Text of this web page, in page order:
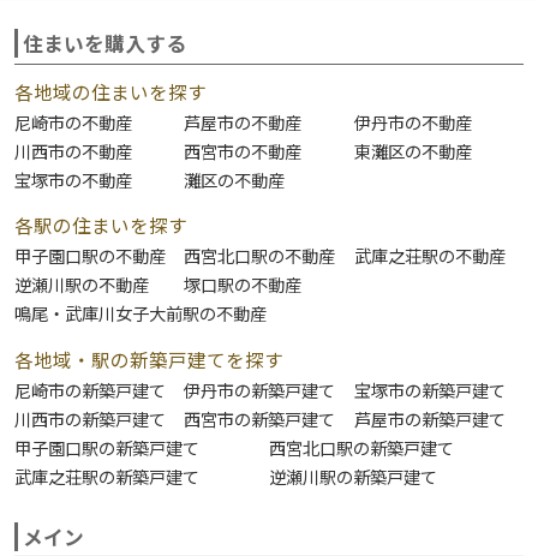
住まいを購入する
各地域の住まいを探す
尼崎市の不動産 芦屋市の不動産
伊丹市の不動産
川西市の不動産
西宮市の不動産
東灘区の不動産
宝塚市の不動産
灘区の不動産
各駅の住まいを探す
甲子園口駅の不動産 西宮北口駅の不動産
武庫之荘駅の不動産
逆瀬川駅の不動産
塚口駅の不動産
鳴尾・武庫川女子大前駅の不動産
各地域・駅の新築戸建てを探す
尼崎市の新築戸建て 伊丹市の新築戸建て
宝塚市の新築戸建て
川西市の新築戸建て
西宮市の新築戸建て
芦屋市の新築戸建て
甲子園口駅の新築戸建て
西宮北口駅の新築戸建て
武庫之荘駅の新築戸建て
逆瀬川駅の新築戸建て
メイン